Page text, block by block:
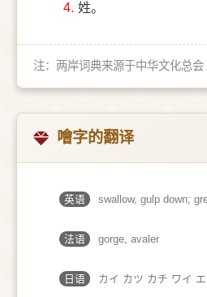
4. 姓。
注：两岸词典来源于中华文化总会
噲字的翻译
英语 swallow, gulp down;
法语 gorge, avaler
日语 カイ カツ カチ ワイ